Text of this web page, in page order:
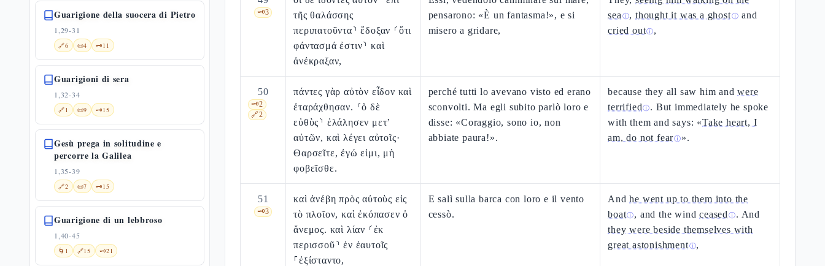
Guarigione della suocera di Pietro
1,29-31
🔗6 📜4 🗝️11
Guarigioni di sera
1,32-34
🔗1 📜9 🗝️15
Gesù prega in solitudine e
percorre la Galilea
1,35-39
🔗2 📜7 🗝️15
Guarigione di un lebbroso
1,40-45
🌀 1 🔗15 🗝️21
🗝️3
τῆς θαλάσσης
περιπατοῦντα⸃ ἔδοξαν ⸂ὅτι
φάντασμά ἐστιν⸃ καὶ
ἀνέκραξαν,
pensarono: «È un fantasma!», e si
misero a gridare,
sea ⓘ,thought it was a ghostⓘ and
cried outⓘ,
50
🗝️2
🔗2
πάντες γὰρ αὐτὸν εἶδον καὶ
ἐταράχθησαν. ⸂ὁ δὲ
εὐθὺς⸃ ἐλάλησεν μετ’
αὐτῶν, καὶ λέγει αὐτοῖς·
Θαρσεῖτε, ἐγώ εἰμι, μὴ
φοβεῖσθε.
perché tutti lo avevano visto ed erano
sconvolti. Ma egli subito parlò loro e
disse: «Coraggio, sono io, non
abbiate paura!».
because they all saw him andwere
terrified ⓘ. But immediately he spoke
with them and says: «Take heart, I
am, do not fearⓘ».
51
🗝️3
καὶ ἀνέβη πρὸς αὐτοὺς εἰς
τὸ πλοῖον, καὶ ἐκόπασεν ὁ
ἄνεμος. καὶ λίαν ⸂ἐκ
περισσοῦ⸃ ἐν ἑαυτοῖς
⸀ἐξίσταντο,
E salì sulla barca con loro e il vento
cessò.
Andhe went up to them into the
boatⓘ, and the windceased ⓘ. And
they were beside themselves with
great astonishmentⓘ,